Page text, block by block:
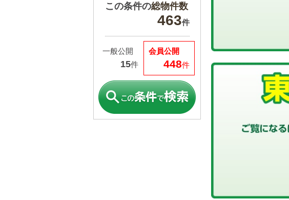
この条件の総物件数
463件
会員公開
448件
一般公開
15件